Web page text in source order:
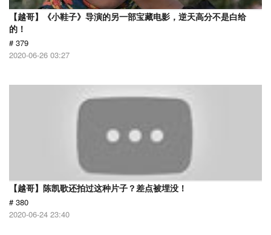
【越哥】《小鞋子》导演的另一部宝藏电影，逆天高分不是白给
的！
# 379
2020-06-26 03:27
【越哥】陈凯歌还拍过这种片子？差点被埋没！
# 380
2020-06-24 23:40